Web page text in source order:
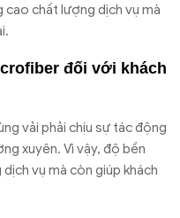
cao chất lượng dịch vụ mà
đối với khách
vải phải chịu sự tác động
xuyên. Vì vậy, độ bền
vụ mà còn giúp khách